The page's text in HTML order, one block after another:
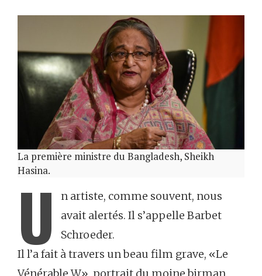
La première ministre du Bangladesh, Sheikh
Hasina.
U
n artiste, comme souvent, nous
avait alertés. Il s’appelle Barbet
Schroeder.
Il l’a fait à travers un beau film grave, «Le